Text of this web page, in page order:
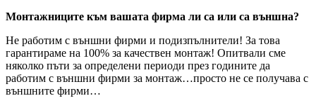
Монтажниците към вашата фирма ли са или са външна?
Не работим с външни фирми и подизпълнители! За това
гарантираме на 100% за качествен монтаж! Опитвали сме
няколко пъти за определени периоди през годините да
работим с външни фирми за монтаж…просто не се получава с
външните фирми…